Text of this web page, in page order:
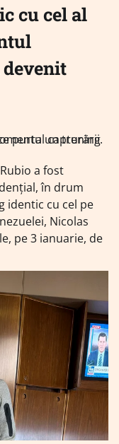
cu cel al
a fost
în drum
identic cu cel pe
Nicolas
pe 3 ianuarie, de